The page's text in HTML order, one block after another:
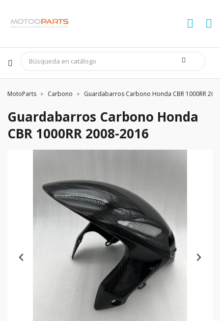
MotoParts Carbono Guardabarros Carbono Honda CBR 1000RR
Guardabarros Carbono Honda
CBR 1000RR 2008-2016